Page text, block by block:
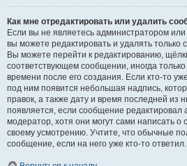
Как мне отредактировать или удалить
Если вы не являетесь администратором
вы можете редактировать и удалять
Вы можете перейти к редактированию,
соответствующем сообщении, иногда
времени после его создания. Если кто-то
под ним появится небольшая надпись,
правок, а также дату и время последней из
появляется, если сообщение редактировал
модератор, хотя они могут сами написать
своему усмотрению. Учтите, что обычные
сообщение, если на него уже кто-то ответил.